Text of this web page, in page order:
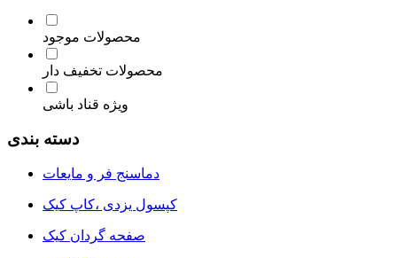
محصولات موجود
محصولات تخفیف دار
ویژه قناد باشی
دسته بندی
دماسنج فر و مایعات
کپسول یزدی ،کاپ کیک
صفحه گردان کیک